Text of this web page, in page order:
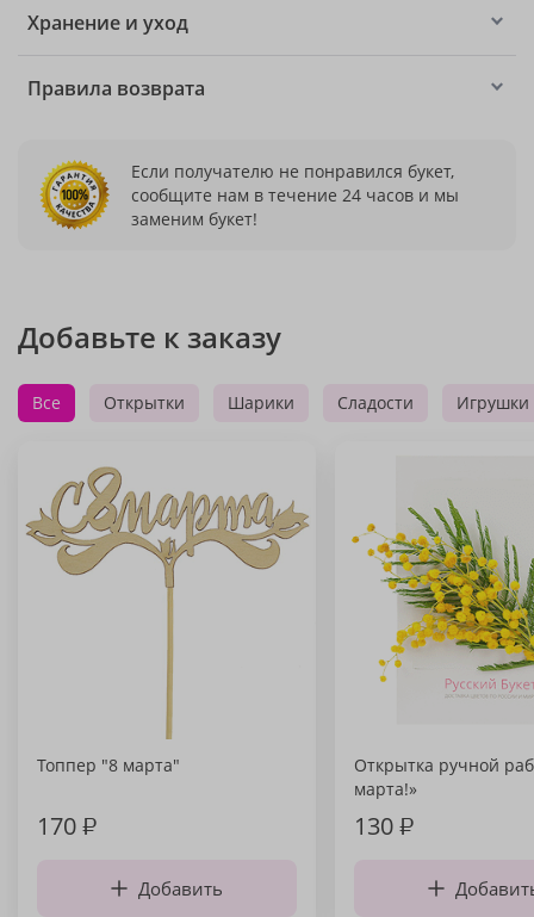
Хранение и уход
Правила возврата
Если получателю не понравился букет,
сообщите нам в течение 24 часов и мы
заменим букет!
Добавьте к заказу
Все Открытки Шарики Сладости Игрушки
Топпер "8 марта"
170₽
Добавить
Открытка ручной
марта!»
130₽